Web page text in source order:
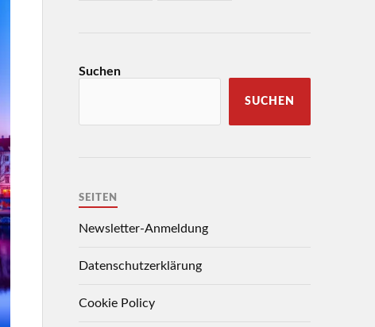
Suchen
SUCHEN
SEITEN
Newsletter-Anmeldung
Datenschutzerklärung
Cookie Policy